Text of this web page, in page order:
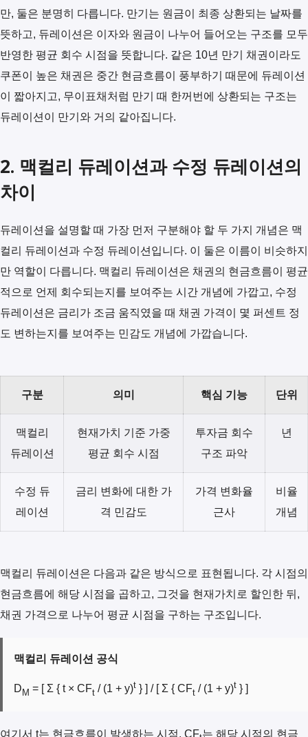
만, 둘은 분명히 다릅니다. 만기는 원금이 최종 상환되는 날짜를
뜻하고, 듀레이션은 이자와 원금이 나누어 들어오는 구조를 모두
반영한 평균 회수 시점을 뜻합니다. 같은 10년 만기 채권이라도
쿠폰이 높은 채권은 중간 현금흐름이 풍부하기 때문에 듀레이션
이 짧아지고, 무이표채처럼 만기 때 한꺼번에 상환되는 구조는
듀레이션이 만기와 거의 같아집니다.
2. 맥컬리 듀레이션과 수정 듀레이션의
차이
듀레이션을 설명할 때 가장 먼저 구분해야 할 두 가지 개념은 맥
컬리 듀레이션과 수정 듀레이션입니다. 이 둘은 이름이 비슷하지
만 역할이 다릅니다. 맥컬리 듀레이션은 채권의 현금흐름이 평균
적으로 언제 회수되는지를 보여주는 시간 개념에 가깝고, 수정
듀레이션은 금리가 조금 움직였을 때 채권 가격이 몇 퍼센트 정
도 변하는지를 보여주는 민감도 개념에 가깝습니다.
구분 의미 핵심 기능 단위
맥컬리
듀레이션
현재가치 기준 가중
평균 회수 시점
투자금 회수
구조 파악
년
수정 듀
레이션
금리 변화에 대한 가
격 민감도
가격 변화율
근사
비율
개념
맥컬리 듀레이션은 다음과 같은 방식으로 표현됩니다. 각 시점의
현금흐름에 해당 시점을 곱하고, 그것을 현재가치로 할인한 뒤,
채권 가격으로 나누어 평균 시점을 구하는 구조입니다.
맥컬리 듀레이션 공식
DM = [ Σ { t × CFt / (1 + y)t } ] / [ Σ { CFt / (1 + y)t } ]
여기서 t는 현금흐름이 발생하는 시점, CF 는 해당 시점의 현금